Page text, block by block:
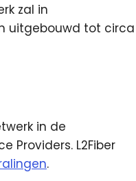
zal in
uitgebouwd tot circa
in de
Providers. L2Fiber
.